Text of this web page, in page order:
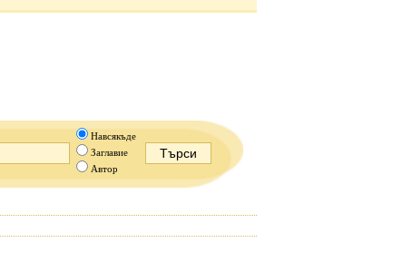
Навсякъде
Заглавие
Автор